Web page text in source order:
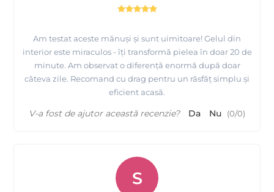
Am testat aceste mănuși și sunt uimitoare! Gelul din
interior este miraculos - îți transformă pielea în doar 20 de
minute. Am observat o diferență enormă după doar
câteva zile. Recomand cu drag pentru un răsfăț simplu și
eficient acasă.
V-a fost de ajutor această recenzie? Da Nu (0/0)
S